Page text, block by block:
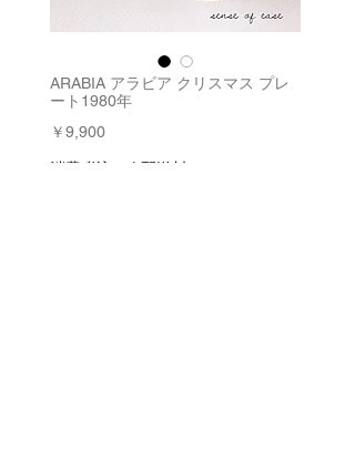
ARABIA アラビア クリスマス プレ
ート1980年
￥9,900価
格
消費税込み | 配送料